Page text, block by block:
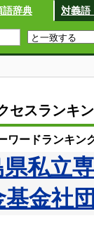
語辞典 対義語
セスランキ
ワードランキン
県私立
金社